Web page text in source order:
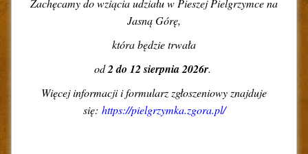
Zachęcamy do wziącia udziału w Pieszej Pielgrzymce na
Jasną Górę,
która będzie trwała
od2 do 12 sierpnia 2026r.
Więcej informacji i formularz zgłoszeniowy znajduje
się: https://pielgrzymka.zgora.pl/